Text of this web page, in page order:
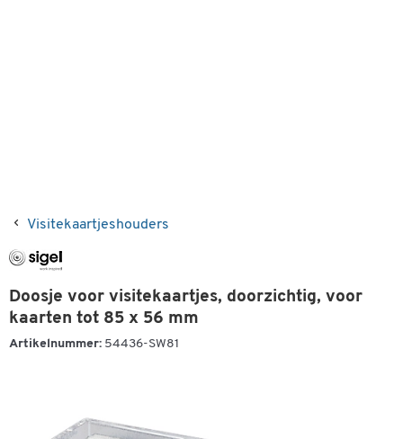
Visitekaartjeshouders
Doosje voor visitekaartjes, doorzichtig, voor
kaarten tot 85 x 56 mm
Artikelnummer: 54436-SW81